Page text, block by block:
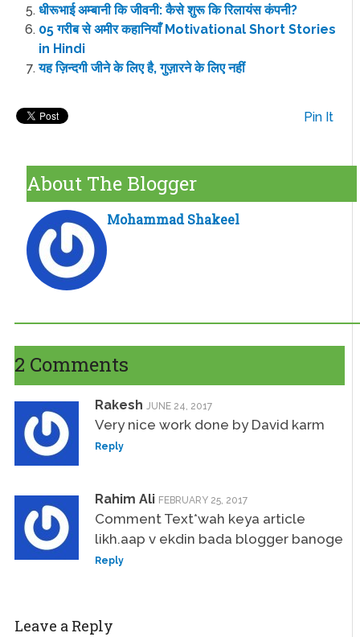
धीरूभाई अम्बानी कि जीवनी: कैसे शुरू कि रिलायंस कंपनी?
05 गरीब से अमीर कहानियाँ Motivational Short Stories
in Hindi
यह ज़िन्दगी जीने के लिए है, गुज़ारने के लिए नहीं
Pin It
About The Blogger
Mohammad Shakeel
2 Comments
Rakesh JUNE 24, 2017
Very nice work done by David karm
Reply
Rahim Ali FEBRUARY 25, 2017
Comment Text*wah keya article
likh.aap v ekdin bada blogger banoge
Reply
Leave a Reply